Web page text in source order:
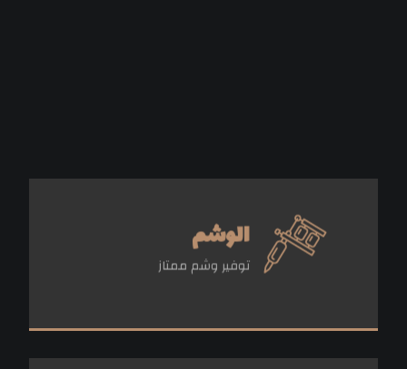
الوشم
توفير وشم ممتاز
إحجز موعد